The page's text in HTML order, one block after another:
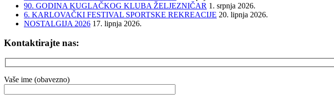
90. GODINA KUGLAČKOG KLUBA ŽELJEZNIČAR 1. srpnja 2026.
6. KARLOVAČKI FESTIVAL SPORTSKE REKREACIJE 20. lipnja 2026.
NOSTALGIJA 2026 17. lipnja 2026.
Kontaktirajte nas:
Vaše ime (obavezno)